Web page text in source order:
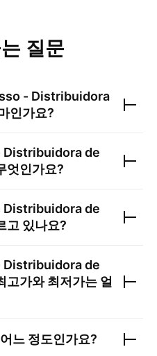
질문
- Distribuidora
인가요?
Distribuidora de
엇인가요?
Distribuidora de
고 있나요?
Distribuidora de
고가와 최저가는 얼
느 정도인가요?